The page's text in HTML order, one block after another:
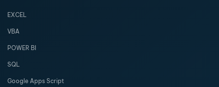
EXCEL
VBA
POWER BI
SQL
Google Apps Script